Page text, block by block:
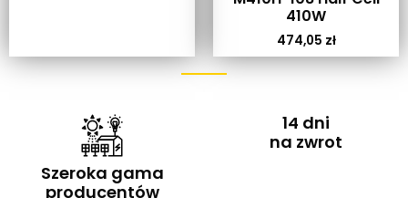
410W
474,05 zł
Szeroka gama
producentów
14 dni
na zwrot